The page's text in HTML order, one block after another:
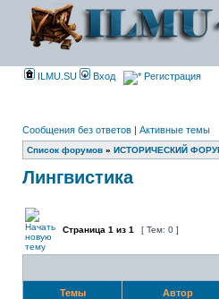
ILMU.SU Вход Регистрация
Сообщения без ответов | Активные темы
Список форумов » ИСТОРИЧЕСКИЙ
Лингвистика
Страница 1 из 1 [ Тем: 0 ]
Темы Автор